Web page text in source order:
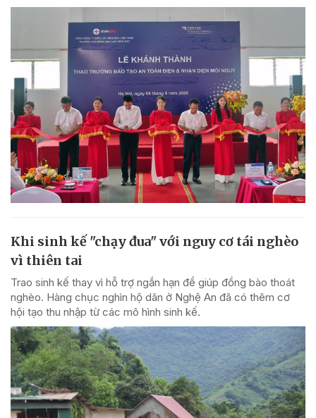
Khi sinh kế "chạy đua" với nguy cơ tái nghèo
vì thiên tai
Trao sinh kế thay vì hỗ trợ ngắn hạn để giúp đồng bào thoát
nghèo. Hàng chục nghìn hộ dân ở Nghệ An đã có thêm cơ
hội tạo thu nhập từ các mô hình sinh kế.